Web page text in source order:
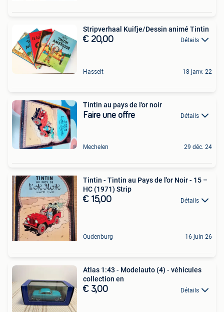
Stripverhaal Kuifje/Dessin animé Tintin
€ 20,00 Détails
Hasselt 18 janv. 22
Tintin au pays de l'or noir
Faire une offre Détails
Mechelen 29 déc. 24
Tintin - Tintin au Pays de l'or Noir - 15 –
HC (1971) Strip
€ 15,00 Détails
Oudenburg 16 juin 26
Atlas 1:43 - Modelauto (4) - véhicules
collection en
€ 3,00 Détails